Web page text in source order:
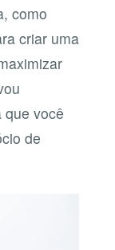
como
criar uma
que você
de